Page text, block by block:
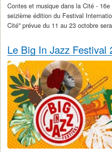
Contes et musique dans la Cité -
seizième édition du Festival
Cité" prévue du 11 au 23 octobre
Le Big In Jazz Festival